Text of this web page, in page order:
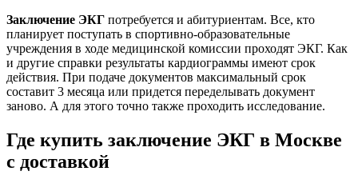
Заключение ЭКГ потребуется и абитуриентам. Все, кто
планирует поступать в спортивно-образовательные
учреждения в ходе медицинской комиссии проходят ЭКГ. Как
и другие справки результаты кардиограммы имеют срок
действия. При подаче документов максимальный срок
составит 3 месяца или придется переделывать документ
заново. А для этого точно также проходить исследование.
Где купить заключение ЭКГ в Москве
с доставкой